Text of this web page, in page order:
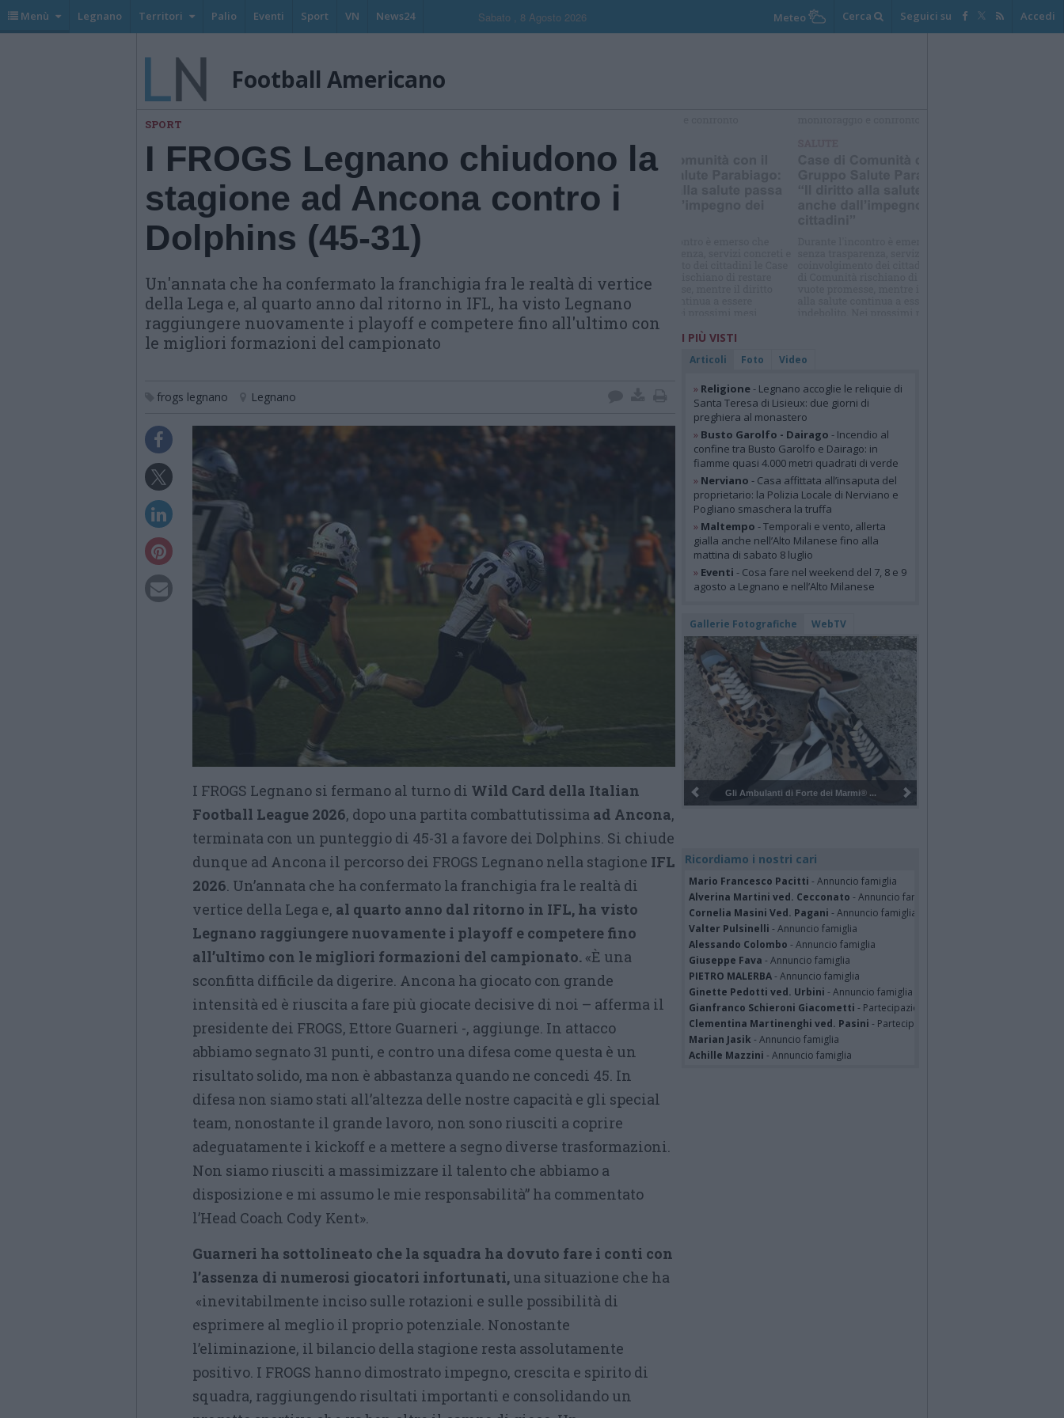
Menù Legnano Territori Palio Eventi Sport VN News24 Sabato , 8 Agosto 2026 Meteo Cerca Seguici su Accedi
Football Americano
SPORT
I FROGS Legnano chiudono la
stagione ad Ancona contro i
Dolphins (45-31)
Un'annata che ha confermato la franchigia fra le realtà di vertice
della Lega e, al quarto anno dal ritorno in IFL, ha visto Legnano
raggiungere nuovamente i playoff e competere fino all'ultimo con
le migliori formazioni del campionato
frogs legnano Legnano
I FROGS Legnano si fermano al turno di Wild Card della Italian
Football League 2026, dopo una partita combattutissima ad Ancona,
terminata con un punteggio di 45-31 a favore dei Dolphins. Si chiude
dunque ad Ancona il percorso dei FROGS Legnano nella stagione IFL
2026. Un’annata che ha confermato la franchigia fra le realtà di
vertice della Lega e, al quarto anno dal ritorno in IFL, ha visto
Legnano raggiungere nuovamente i playoff e competere fino
all’ultimo con le migliori formazioni del campionato. «È una
sconfitta difficile da digerire. Ancona ha giocato con grande
intensità ed è riuscita a fare più giocate decisive di noi – afferma il
presidente dei FROGS, Ettore Guarneri -, aggiunge. In attacco
abbiamo segnato 31 punti, e contro una difesa come questa è un
risultato solido, ma non è abbastanza quando ne concedi 45. In
difesa non siamo stati all’altezza delle nostre capacità e gli special
team, nonostante il grande lavoro, non sono riusciti a coprire
adeguatamente i kickoff e a mettere a segno diverse trasformazioni.
Non siamo riusciti a massimizzare il talento che abbiamo a
disposizione e mi assumo le mie responsabilità” ha commentato
l’Head Coach Cody Kent».
Guarneri ha sottolineato che la squadra ha dovuto fare i conti con
l’assenza di numerosi giocatori infortunati, una situazione che ha
«inevitabilmente inciso sulle rotazioni e sulle possibilità di
esprimere al meglio il proprio potenziale. Nonostante
l’eliminazione, il bilancio della stagione resta assolutamente
positivo. I FROGS hanno dimostrato impegno, crescita e spirito di
squadra, raggiungendo risultati importanti e consolidando un
I PIÙ VISTI
Articoli Foto Video
» Religione- Legnano accoglie le reliquie di
Santa Teresa di Lisieux: due giorni di
preghiera al monastero
» Busto Garolfo - Dairago - Incendio al
confine tra Busto Garolfo e Dairago: in
fiamme quasi 4.000 metri quadrati di verde
» Nerviano - Casa affittata all’insaputa del
proprietario: la Polizia Locale di Nerviano e
Pogliano smaschera la truffa
» Maltempo - Temporali e vento, allerta
gialla anche nell’Alto Milanese fino alla
mattina di sabato 8 luglio
» Eventi - Cosa fare nel weekend del 7, 8 e 9
agosto a Legnano e nell’Alto Milanese
Gallerie Fotografiche WebTV
Pulizia del bosco del Rugareto a ...
Ricordiamo i nostri cari
Mario Francesco Pacitti - Annuncio famiglia
Alverina Martini ved. Cecconato - Annuncio famiglia
Cornelia Masini Ved. Pagani - Annuncio famiglia
Valter Pulsinelli - Annuncio famiglia
Alessando Colombo - Annuncio famiglia
Giuseppe Fava - Annuncio famiglia
PIETRO MALERBA- Annuncio famiglia
Ginette Pedotti ved. Urbini - Annuncio famiglia
Gianfranco Schieroni Giacometti - Partecipazione
Clementina Martinenghi ved. Pasini - Partecipazione
Marian Jasik - Annuncio famiglia
Achille Mazzini - Annuncio famiglia